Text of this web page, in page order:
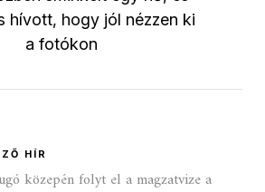
hívott, hogy jól nézzen ki
a fotókon
HÍR
közepén folyt el a magzatvize a